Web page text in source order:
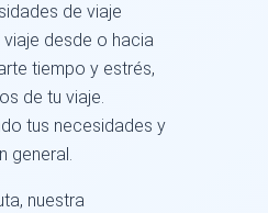
de viaje
viaje desde o hacia
tiempo y estrés,
de tu viaje.
tus necesidades y
general.
nuestra